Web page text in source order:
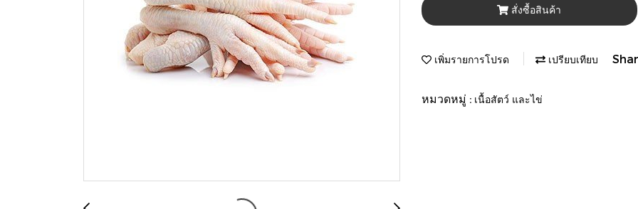
สั่งซื้อสินค้า
เพิ่มรายการโปรด เปรียบเทียบ
หมวดหมู่ : เนื้อสัตว์ และไข่